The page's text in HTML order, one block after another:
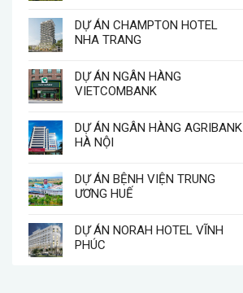
DỰ ÁN CHAMPTON HOTEL
NHA TRANG
DỰ ÁN NGÂN HÀNG
VIETCOMBANK
DỰ ÁN NGÂN HÀNG AGRIBANK
HÀ NỘI
DỰ ÁN BỆNH VIỆN TRUNG
ƯƠNG HUẾ
DỰ ÁN NORAH HOTEL VĨNH
PHÚC